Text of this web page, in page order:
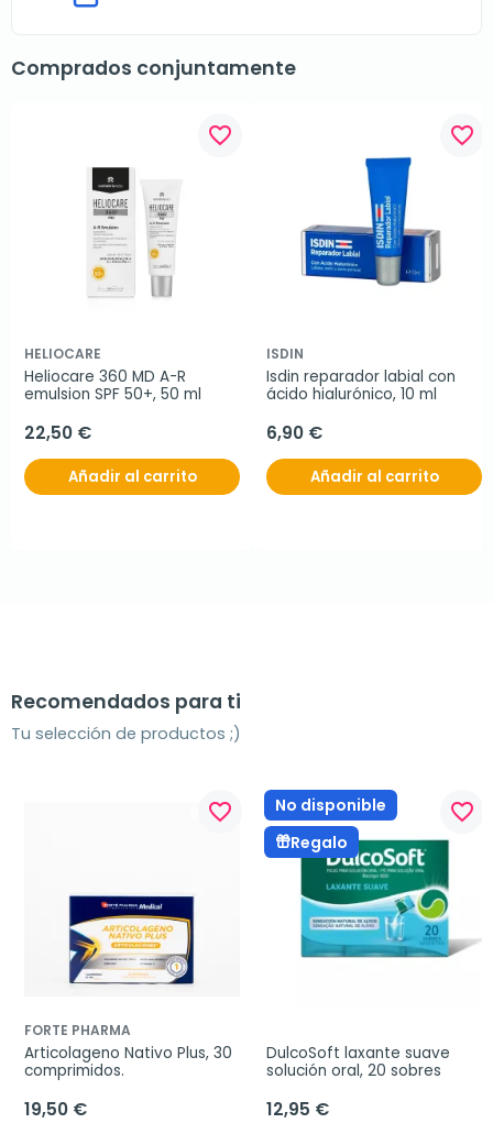
Comprados conjuntamente
favorite_border
HELIOCARE
Heliocare 360 MD A-R
emulsion SPF 50+, 50 ml
22,50 €
Añadir al carrito
favorite_border
ISDIN
Isdin reparador labial con
ácido hialurónico, 10 ml
6,90 €
Añadir al carrito
Recomendados para ti
Tu selección de productos ;)
favorite_border
FORTE PHARMA
Articolageno Nativo Plus, 30
comprimidos.
19,50 €
No disponible
Regalo
favorite_border
DulcoSoft laxante suave
solución oral, 20 sobres
12,95 €